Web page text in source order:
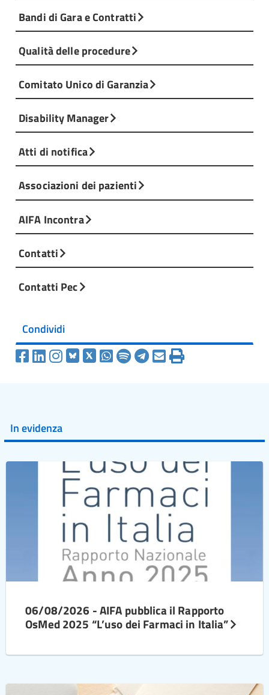
Bandi di Gara e Contratti
Qualità delle procedure
Comitato Unico di Garanzia
Disability Manager
Atti di notifica
Associazioni dei pazienti
AIFA Incontra
Contatti
Contatti Pec
Condividi
In evidenza
06/08/2026 - AIFA pubblica il Rapporto
OsMed 2025 “L’uso dei Farmaci in Italia”